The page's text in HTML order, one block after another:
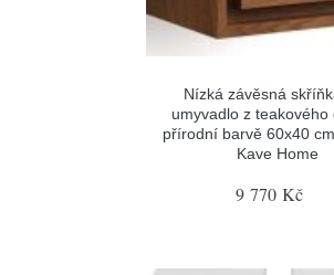
Nízká závěsná
umyvadlo z teakového
přírodní barvě 60x40
Kave Home
9 770 Kč